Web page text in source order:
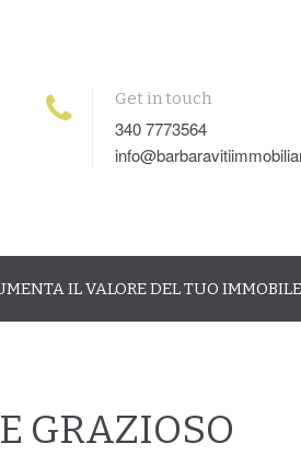
Get in touch
340 7773564
IL VALORE DEL TUO IMMOBILE
GRAZIOSO